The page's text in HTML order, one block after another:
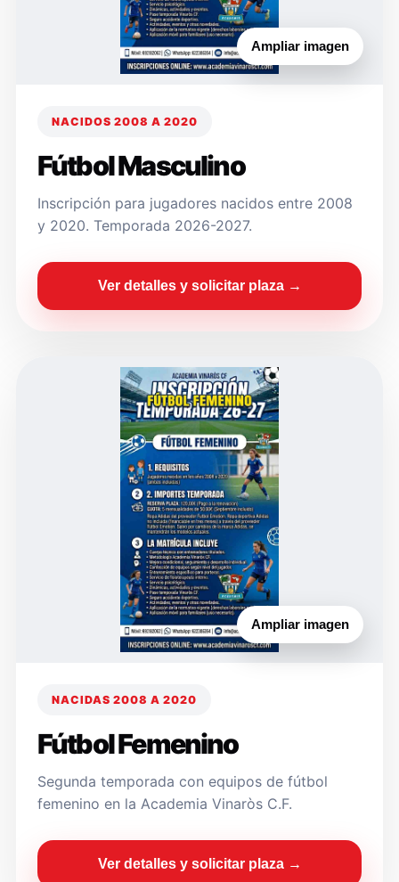
Ampliar imagen
NACIDOS 2008 A 2020
Fútbol Masculino
Inscripción para jugadores nacidos entre 2008
y 2020. Temporada 2026-2027.
Ver detalles y solicitar plaza →
Ampliar imagen
NACIDAS 2008 A 2020
Fútbol Femenino
Segunda temporada con equipos de fútbol
femenino en la Academia Vinaròs C.F.
Ver detalles y solicitar plaza →